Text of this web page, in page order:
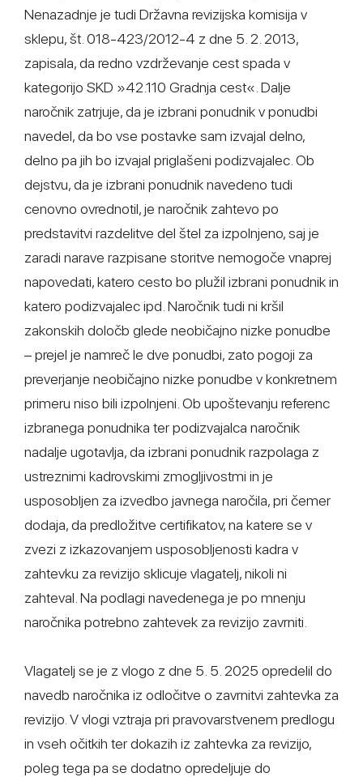
Nenazadnje je tudi Državna revizijska komisija v
sklepu, št. 018-423/2012-4 z dne 5. 2. 2013,
zapisala, da redno vzdrževanje cest spada v
kategorijo SKD »42.110 Gradnja cest«. Dalje
naročnik zatrjuje, da je izbrani ponudnik v ponudbi
navedel, da bo vse postavke sam izvajal delno,
delno pa jih bo izvajal priglašeni podizvajalec. Ob
dejstvu, da je izbrani ponudnik navedeno tudi
cenovno ovrednotil, je naročnik zahtevo po
predstavitvi razdelitve del štel za izpolnjeno, saj je
zaradi narave razpisane storitve nemogoče vnaprej
napovedati, katero cesto bo plužil izbrani ponudnik in
katero podizvajalec ipd. Naročnik tudi ni kršil
zakonskih določb glede neobičajno nizke ponudbe
– prejel je namreč le dve ponudbi, zato pogoji za
preverjanje neobičajno nizke ponudbe v konkretnem
primeru niso bili izpolnjeni. Ob upoštevanju referenc
izbranega ponudnika ter podizvajalca naročnik
nadalje ugotavlja, da izbrani ponudnik razpolaga z
ustreznimi kadrovskimi zmogljivostmi in je
usposobljen za izvedbo javnega naročila, pri čemer
dodaja, da predložitve certifikatov, na katere se v
zvezi z izkazovanjem usposobljenosti kadra v
zahtevku za revizijo sklicuje vlagatelj, nikoli ni
zahteval. Na podlagi navedenega je po mnenju
naročnika potrebno zahtevek za revizijo zavrniti.
Vlagatelj se je z vlogo z dne 5. 5. 2025 opredelil do
navedb naročnika iz odločitve o zavrnitvi zahtevka za
revizijo. V vlogi vztraja pri pravovarstvenem predlogu
in vseh očitkih ter dokazih iz zahtevka za revizijo,
poleg tega pa se dodatno opredeljuje do